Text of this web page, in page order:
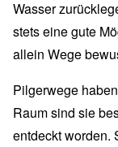
Wasser
stets eine gute
allein Wege
Pilgerwege
Raum sind sie
entdeckt worden.